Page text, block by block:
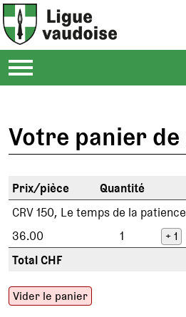
Votre panier
Prix/pièce Quantité
CRV 150, Le temps de la patience
36.00
1 + 1
Total CHF
Vider le panier